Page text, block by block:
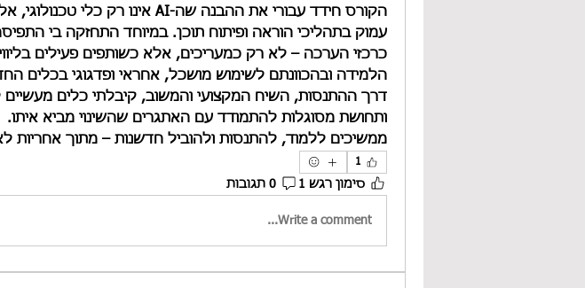
הלמידה ובהכוונתם לשימוש מושכל, אחראי ופדגוגי בכלים
ותחושת מסוגלות להתמודד עם האתגרים שהשינוי מביא איתו.
ממשיכים ללמוד, להתנסות ולהוביל חדשנות – מתוך אחריות
1
סימון רגש 1 0 תגובות
Write a comment...